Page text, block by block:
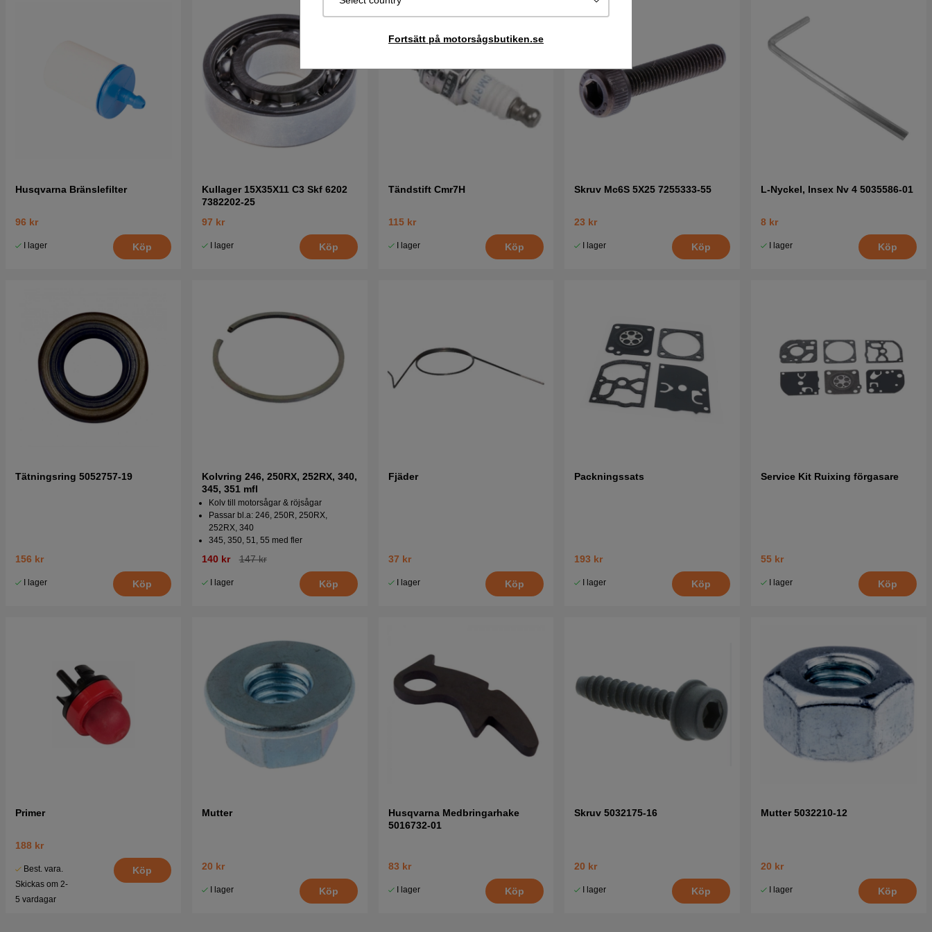
Fortsätt på motorsågsbutiken.se
Husqvarna Bränslefilter
96 kr
I lager Köp
Kullager 15X35X11 C3 Skf 6202
7382202-25
97 kr
I lager Köp
Tändstift Cmr7H
115 kr
I lager Köp
Skruv Mc6S 5X25 7255333-55
23 kr
I lager Köp
L-Nyckel, Insex Nv 4 5035586-01
8 kr
I lager Köp
Tätningsring 5052757-19
156 kr
I lager Köp
Kolvring 246, 250RX, 252RX, 340,
345, 351 mfl
Kolv till motorsågar & röjsågar
Passar bl.a: 246, 250R, 250RX,
252RX, 340
345, 350, 51, 55 med fler
140 kr 147 kr
I lager Köp
Fjäder
37 kr
I lager Köp
Packningssats
193 kr
I lager Köp
Service Kit Ruixing förgasare
55 kr
I lager Köp
Primer
188 kr
Best. vara.
Skickas om 2-
5 vardagar
Köp
Mutter
20 kr
I lager Köp
Husqvarna Medbringarhake
5016732-01
83 kr
I lager Köp
Skruv 5032175-16
20 kr
I lager Köp
Mutter 5032210-12
20 kr
I lager Köp